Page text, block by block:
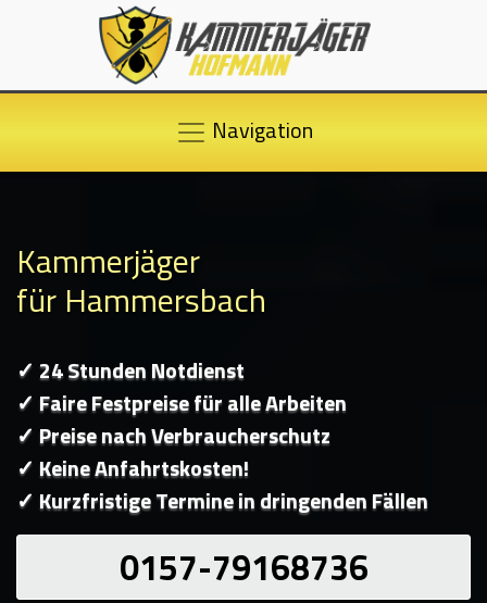
Navigation
Kammerjäger
für Hammersbach
✓ 24 Stunden Notdienst
✓ Faire Festpreise für alle Arbeiten
✓ Preise nach Verbraucherschutz
✓ Keine Anfahrtskosten!
✓ Kurzfristige Termine in dringenden Fällen
0157-79168736